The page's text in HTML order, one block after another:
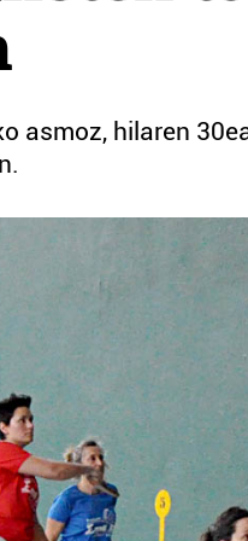
asmoz, hilaren